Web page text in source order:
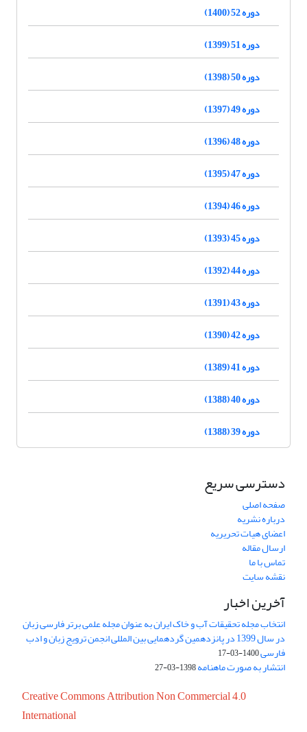
دوره 52 (1400)
دوره 51 (1399)
دوره 50 (1398)
دوره 49 (1397)
دوره 48 (1396)
دوره 47 (1395)
دوره 46 (1394)
دوره 45 (1393)
دوره 44 (1392)
دوره 43 (1391)
دوره 42 (1390)
دوره 41 (1389)
دوره 40 (1388)
دوره 39 (1388)
دسترسی سریع
صفحه اصلی
درباره نشریه
اعضای هیات تحریریه
ارسال مقاله
تماس با ما
نقشه سایت
آخرین اخبار
انتخاب مجله تحقیقات آب و خاک ایران به عنوان مجله علمی برتر فارسی زبان
در سال 1399 در پانزدهمین گردهمایی بین المللی انجمن ترویج زبان و ادب
فارسی1400-03-17
انتشار به صورت ماهنامه1398-03-27
Creative Commons Attribution Non Commercial 4.0
International